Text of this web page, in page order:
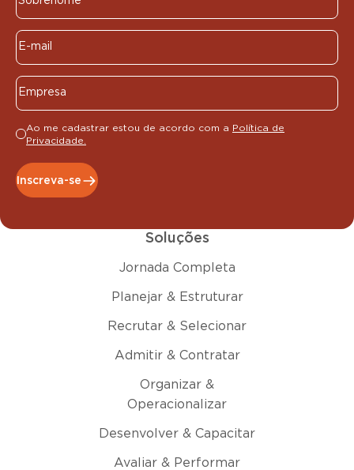
Ao me cadastrar estou de acordo com a Política de
Privacidade.
Inscreva-se
Soluções
Jornada Completa
Planejar & Estruturar
Recrutar & Selecionar
Admitir & Contratar
Organizar &
Operacionalizar
Desenvolver & Capacitar
Avaliar & Performar